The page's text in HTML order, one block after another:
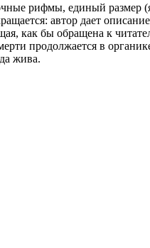
рифмы, единый размер
автор дает
как бы обращена к
продолжается в
жива.